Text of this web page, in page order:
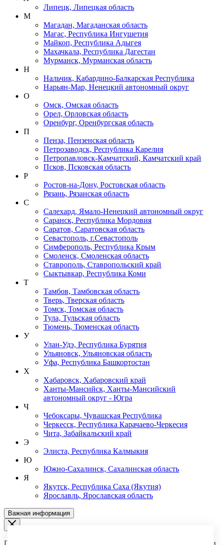
Липецк, Липецкая область
М
Магадан, Магаданская область
Магас, Республика Ингушетия
Майкоп, Республика Адыгея
Махачкала, Республика Дагестан
Мурманск, Мурманская область
Н
Нальчик, Кабардино-Балкарская Республика
Нарьян-Мар, Ненецкий автономный округ
О
Омск, Омская область
Орел, Орловская область
Оренбург, Оренбургская область
П
Пенза, Пензенская область
Петрозаводск, Республика Карелия
Петропавловск-Камчатский, Камчатский край
Псков, Псковская область
Р
Ростов-на-Дону, Ростовская область
Рязань, Рязанская область
С
Салехард, Ямало-Ненецкий автономный округ
Саранск, Республика Мордовия
Саратов, Саратовская область
Севастополь, г.Севастополь
Симферополь, Республика Крым
Смоленск, Смоленская область
Ставрополь, Ставропольский край
Сыктывкар, Республика Коми
Т
Тамбов, Тамбовская область
Тверь, Тверская область
Томск, Томская область
Тула, Тульская область
Тюмень, Тюменская область
У
Улан-Удэ, Республика Бурятия
Ульяновск, Ульяновская область
Уфа, Республика Башкортостан
Х
Хабаровск, Хабаровский край
Ханты-Мансийск, Ханты-Мансийский
автономный округ - Югра
Ч
Чебоксары, Чувашская Республика
Черкесск, Республика Карачаево-Черкесия
Чита, Забайкальский край
Э
Элиста, Республика Калмыкия
Ю
Южно-Сахалинск, Сахалинская область
Я
Якутск, Республика Саха (Якутия)
Ярославль, Ярославская область
Важная информация